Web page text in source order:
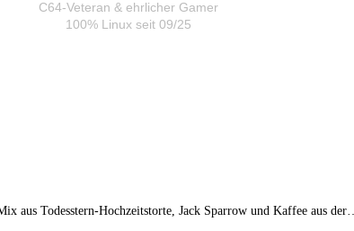
C64-Veteran & ehrlicher Gamer
100% Linux seit 09/25
aus Todesstern-Hochzeitstorte, Jack Sparrow und Kaffee aus der…